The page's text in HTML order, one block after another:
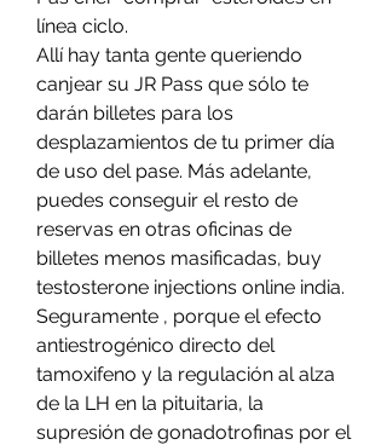
línea ciclo.
Allí hay tanta gente queriendo
canjear su JR Pass que sólo te
darán billetes para los
desplazamientos de tu primer día
de uso del pase. Más adelante,
puedes conseguir el resto de
reservas en otras oficinas de
billetes menos masificadas, buy
testosterone injections online india.
Seguramente , porque el efecto
antiestrogénico directo del
tamoxifeno y la regulación al alza
de la LH en la pituitaria, la
supresión de gonadotrofinas por el